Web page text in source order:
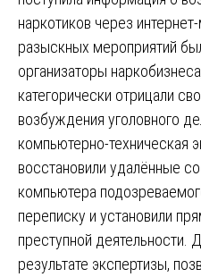
наркотиков через
разыскных мероприятий
организаторы
категорически отрицали
возбуждения уголовного
компьютерно-техническая
восстановили удалённые
компьютера
переписку и установили
преступной деятельности.
результате экспертизы,